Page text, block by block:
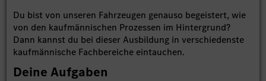
Du bist von unseren Fahrzeugen genauso begeistert, wie
von den kaufmännischen Prozessen im Hintergrund?
Dann kannst du bei dieser Ausbildung in verschiedenste
kaufmännische Fachbereiche eintauchen.
Deine Aufgaben